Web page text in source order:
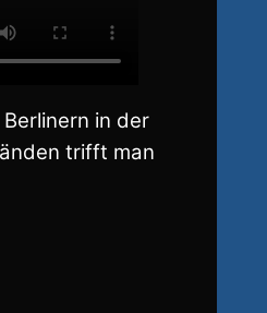
in der
trifft man